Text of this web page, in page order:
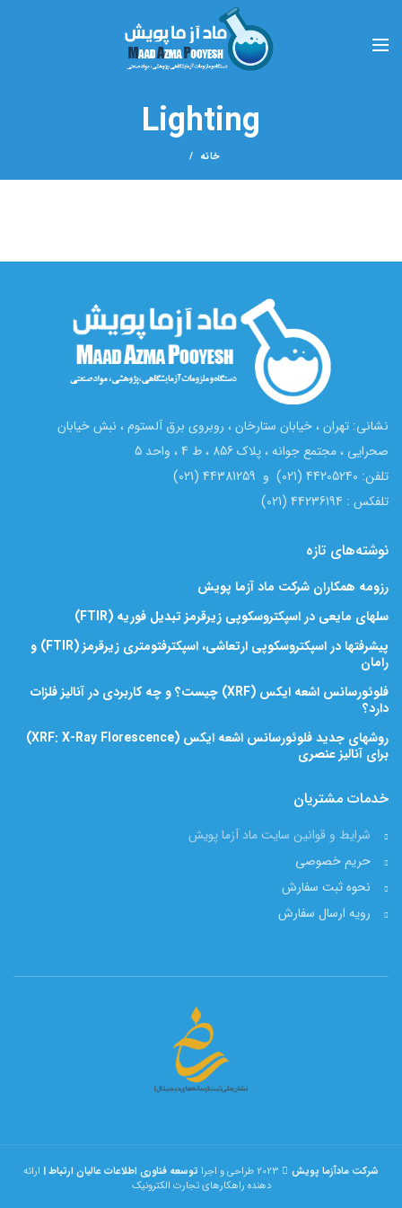
Lighting
خانه
نشانی: تهران ، خیابان ستارخان ، روبروی برق آلستوم ، نبش خیابان
صحرایی ، مجتمع جوانه ، پلاک 856 ، ط 4 ، واحد 5
تلفن: 44205240 (021) و 44381259 (021)
تلفکس : 44236194 (021)
نوشته‌های تازه
رزومه همکاران شرکت ماد آزما پویش
سلهای مایعی در اسپکتروسکوپی زیرقرمز تبدیل فوریه (FTIR)
پیشرفتها در اسپکتروسکوپی ارتعاشی، اسپکترفتومتری زیرقرمز (FTIR) و
رامان
فلوئورسانس اشعه ایکس (XRF) چیست؟ و چه کاربردی در آنالیز فلزات
دارد؟
روشهای جدید فلوئورسانس اشعه ایکس (XRF: X-Ray Florescence)
برای آنالیز عنصری
خدمات مشتریان
شرایط و قوانین سایت ماد آزما پویش
حریم خصوصی
نحوه ثبت سفارش
رویه ارسال سفارش
شرکت مادآزما پویش توسعه فناوری اطلاعات عالیان ارتباط | ارائه
دهنده راهکارهای تجارت الکترونیک